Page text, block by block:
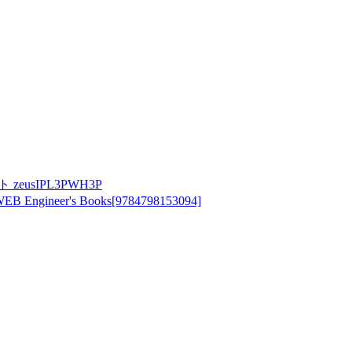
zeusIPL3PWH3P
Engineer's Books[9784798153094]